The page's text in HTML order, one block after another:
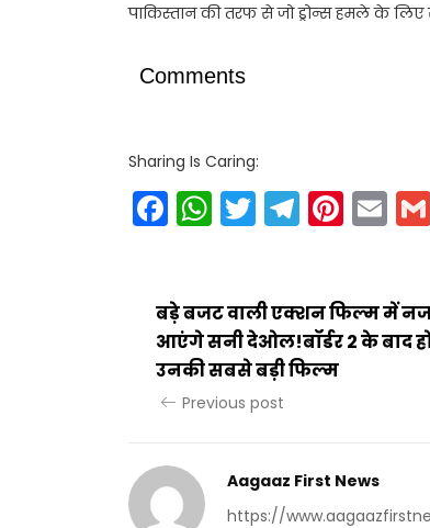
पाकिस्तान की तरफ से जो ड्रोन्स हमले के
Comments
Sharing Is Caring:
Facebook
WhatsApp
Twitter
बड़े बजट वाली एक्शन फिल्म में
आएंगे सनी देओल!बॉर्डर 2 के बाद
उनकी सबसे बड़ी फिल्म
Previous post
Aagaaz First News
https://